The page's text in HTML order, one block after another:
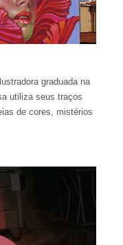
graduada na
utiliza seus traços
de cores, mistérios